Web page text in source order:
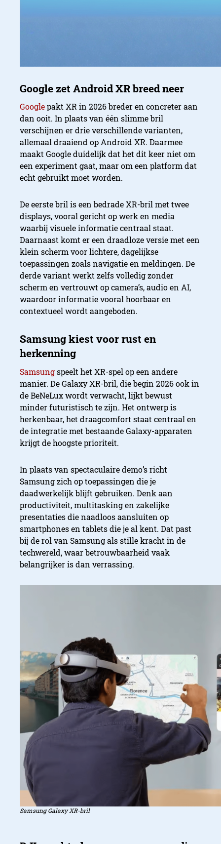
Googlepakt XR in 2026 breder en concreter aan
dan ooit. In plaats van één slimme bril
verschijnen er drie verschillende varianten,
allemaal draaiend op Android XR. Daarmee
maakt Google duidelijk dat het dit keer niet om
een experiment gaat, maar om een platform dat
echt gebruikt moet worden.
De eerste bril is een bedrade XR-bril met twee
displays, vooral gericht op werk en media
waarbij visuele informatie centraal staat.
Daarnaast komt er een draadloze versie met een
klein scherm voor lichtere, dagelijkse
toepassingen zoals navigatie en meldingen. De
derde variant werkt zelfs volledig zonder
scherm en vertrouwt op camera’s, audio en AI,
waardoor informatie vooral hoorbaar en
contextueel wordt aangeboden.
Samsungspeelt het XR-spel op een andere
manier. De Galaxy XR-bril, die begin 2026 ook in
de BeNeLux wordt verwacht, lijkt bewust
minder futuristisch te zijn. Het ontwerp is
herkenbaar, het draagcomfort staat centraal en
de integratie met bestaande Galaxy-apparaten
krijgt de hoogste prioriteit.
In plaats van spectaculaire demo’s richt
Samsung zich op toepassingen die je
daadwerkelijk blijft gebruiken. Denk aan
productiviteit, multitasking en zakelijke
presentaties die naadloos aansluiten op
smartphones en tablets die je al kent. Dat past
bij de rol van Samsung als stille kracht in de
techwereld, waar betrouwbaarheid vaak
belangrijker is dan verrassing.
Samsung Galaxy XR-bril